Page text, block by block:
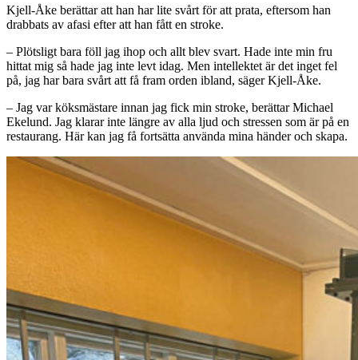
Kjell-Åke berättar att han har lite svårt för att prata, eftersom han
drabbats av afasi efter att han fått en stroke.
– Plötsligt bara föll jag ihop och allt blev svart. Hade inte min fru
hittat mig så hade jag inte levt idag. Men intellektet är det inget fel
på, jag har bara svårt att få fram orden ibland, säger Kjell-Åke.
– Jag var köksmästare innan jag fick min stroke, berättar Michael
Ekelund. Jag klarar inte längre av alla ljud och stressen som är på en
restaurang. Här kan jag få fortsätta använda mina händer och skapa.